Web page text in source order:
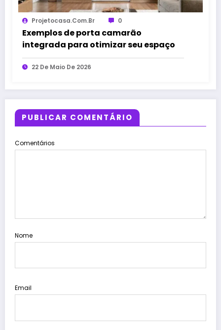
Projetocasa.com.br 0
Exemplos de porta camarão
integrada para otimizar seu espaço
22 De Maio De 2026
PUBLICAR COMENTÁRIO
Comentários
Nome
Email